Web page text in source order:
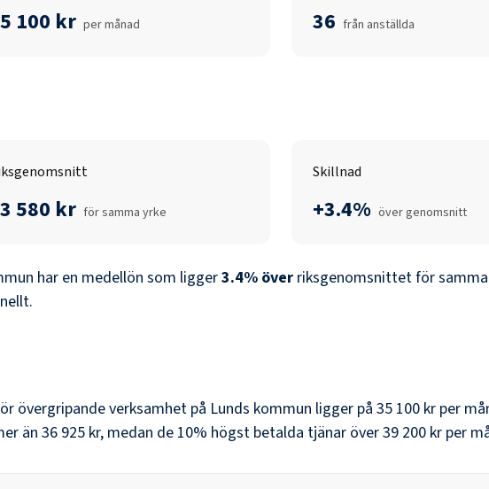
100 kr per månad 36 från anställda
580 kr för samma yrke
Skillnad
+3.4% över genomsnitt
har en medellön som ligger3.4% över riksgenomsnittet för
övergripande verksamhet på Lunds kommun ligger på 35 100 kr per
än 36 925 kr, medan de 10% högst betalda tjänar över39 200 kr per